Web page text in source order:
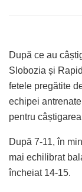
După ce au
Slobozia și
fetele pregătite
echipei
pentru
După 7-11, în
mai echilibrat
încheiat 14-15.